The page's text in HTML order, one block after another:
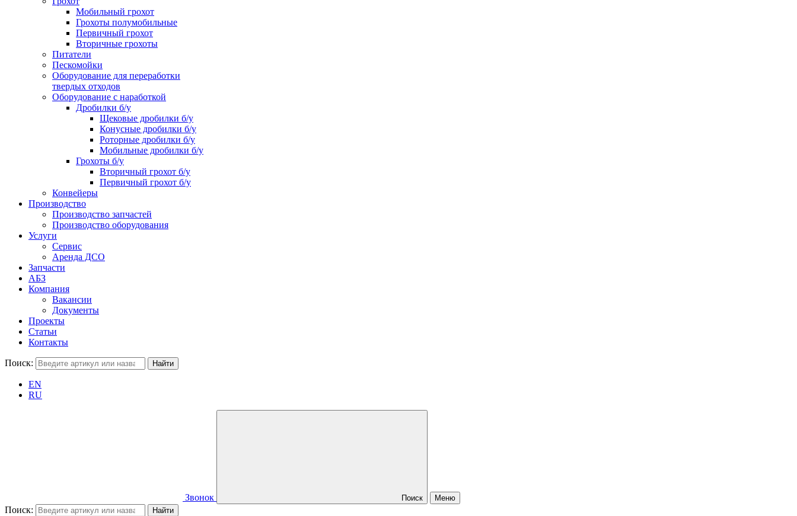
Мобильный грохот
Грохоты полумобильные
Первичный грохот
Вторичные грохоты
Питатели
Пескомойки
Оборудование для переработки
твердых отходов
Оборудование с наработкой
Дробилки б/у
Щековые дробилки б/у
Конусные дробилки б/у
Роторные дробилки б/у
Мобильные дробилки б/у
Грохоты б/у
Вторичный грохот б/у
Первичный грохот б/у
Конвейеры
Производство
Производство запчастей
Производство оборудования
Услуги
Сервис
Аренда ДСО
Запчасти
АБЗ
Компания
Вакансии
Документы
Проекты
Статьи
Контакты
Поиск:
EN
RU
Звонок Поиск Меню
Поиск: